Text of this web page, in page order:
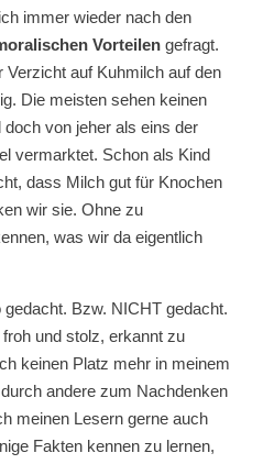
immer wieder nach den
Vorteilen gefragt.
Verzicht auf Kuhmilch auf den
Die meisten sehen keinen
von jeher als eins der
vermarktet. Schon als Kind
dass Milch gut für Knochen
wir sie. Ohne zu
was wir da eigentlich
Bzw. NICHT gedacht.
und stolz, erkannt zu
keinen Platz mehr in meinem
andere zum Nachdenken
meinen Lesern gerne auch
Fakten kennen zu lernen,